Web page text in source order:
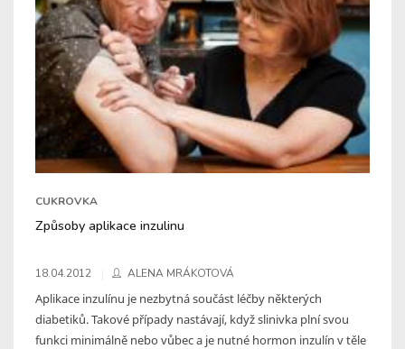
CUKROVKA
Způsoby aplikace inzulinu
18.04.2012 ALENA MRÁKOTOVÁ
Aplikace inzulínu je nezbytná součást léčby některých
diabetiků. Takové případy nastávají, když slinivka plní svou
funkci minimálně nebo vůbec a je nutné hormon inzulín v těle